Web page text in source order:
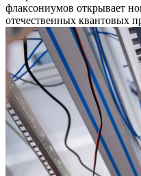
флаксониумов открывает
отечественных квантовых